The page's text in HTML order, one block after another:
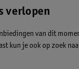
verlopen
van dit
kun je ook op zoek